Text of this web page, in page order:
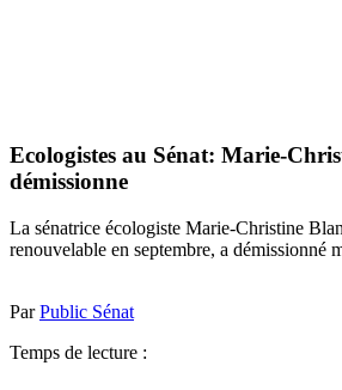
Ecologistes au Sénat: Marie-
démissionne
La sénatrice écologiste Marie-Christine
renouvelable en septembre, a démissionné
ParPublic Sénat
Temps de lecture :